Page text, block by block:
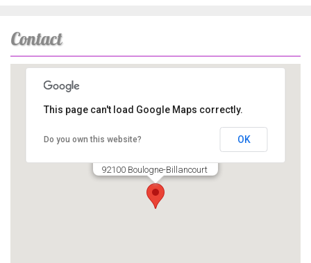
Contact
Céliane Moller - Cabinet Psy
92100 Boulogne-Billancourt
This page can't load Google Maps correctly.
Do you own this website? OK